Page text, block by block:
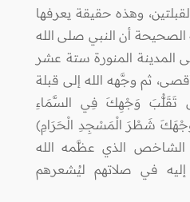
وهذه حقيقة يعرفها
أن النبي صلى الله
المدينة المنورة ستة عشر
ثم وجَّهه الله إلى قبلة
تَقَلُّبَ وَجْهِكَ فِي السَّمَاءِ
وَجْهَكَ شَطْرَ الْمَسْجِدِ الْحَرَامِ)
معناها: الشاخص الذي عظَّمه الله
إليه في صلاتهم ليُشعرهم